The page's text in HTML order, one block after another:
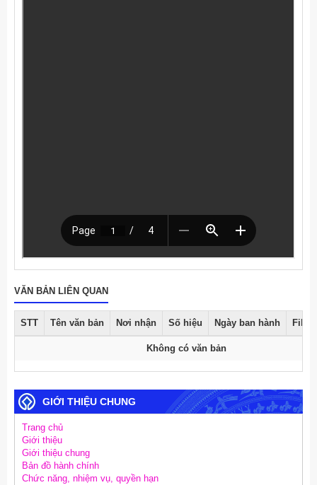
VĂN BẢN LIÊN QUAN
STT Tên văn bản Nơi nhận Số hiệu Ngày ban hành File
Không có văn bản
GIỚI THIỆU CHUNG
Trang chủ
Giới thiệu
Giới thiệu chung
Bản đồ hành chính
Chức năng, nhiệm vụ, quyền hạn